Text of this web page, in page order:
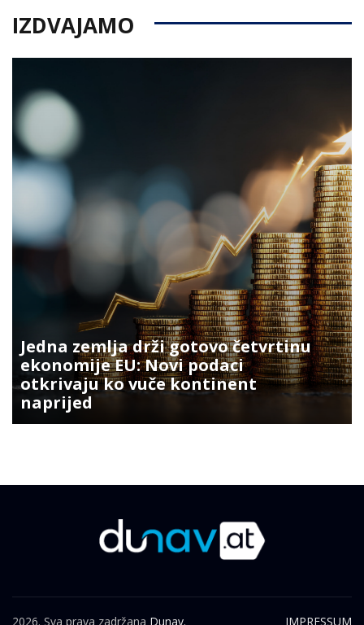
IZDVAJAMO
Jedna zemlja drži gotovo četvrtinu
ekonomije EU: Novi podaci
otkrivaju ko vuče kontinent
naprijed
2026. Sva prava zadržana Dunav. IMPRESSUM